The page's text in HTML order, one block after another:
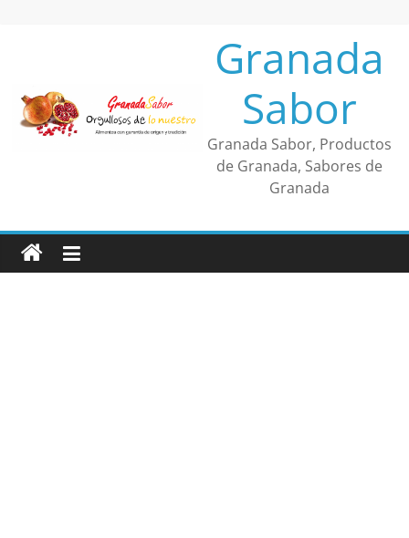
Granada
Sabor
Granada Sabor, Productos
de Granada, Sabores de
Granada